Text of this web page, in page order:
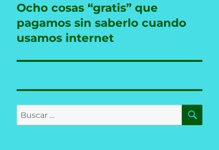
Entrada
siguiente:
Ocho cosas “gratis” que
pagamos sin saberlo cuando
usamos internet
Buscar
por: